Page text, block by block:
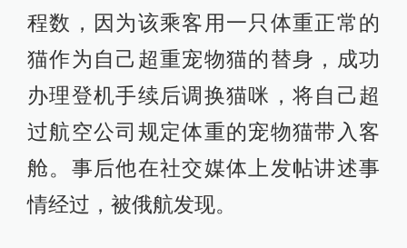
程数，因为该乘客用一只体重正常的
猫作为自己超重宠物猫的替身，成功
办理登机手续后调换猫咪，将自己超
过航空公司规定体重的宠物猫带入客
舱。事后他在社交媒体上发帖讲述事
情经过，被俄航发现。